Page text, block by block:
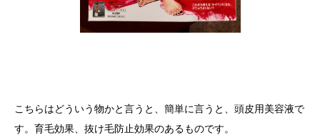
こちらはどういう物かと言うと、簡単に言うと、頭皮用美容液で
す。育毛効果、抜け毛防止効果のあるものです。